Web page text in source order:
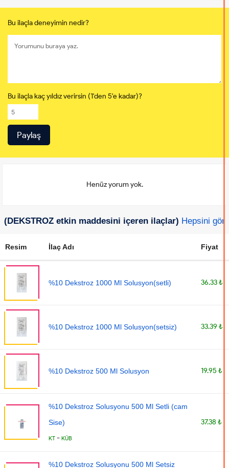
Bu ilaçla deneyimin nedir?
Bu ilaçla kaç yıldız verirsin (1'den 5'e kadar)?
Henüz yorum yok.
(DEKSTROZ etkin maddesini içeren ilaçlar) Hepsini gör
Resim İlaç Adı Fiyat
%10 Dekstroz 1000 Ml Solusyon(setli) 36.33 ₺
%10 Dekstroz 1000 Ml Solusyon(setsiz) 33.39 ₺
%10 Dekstroz 500 Ml Solusyon 19.95 ₺
%10 Dekstroz Solusyonu 500 Ml Setli (cam
Sise)
KT - KÜB
37.38 ₺
%10 Dekstroz Solusyonu 500 Ml Setsiz